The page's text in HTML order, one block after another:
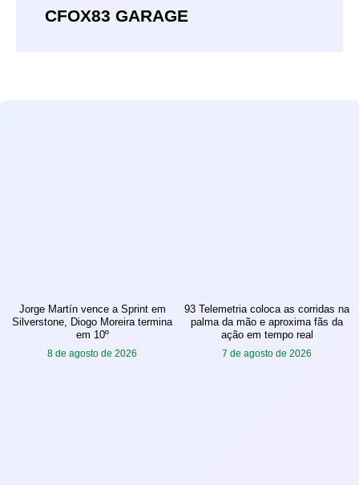
CFOX83 GARAGE
Jorge Martín vence a Sprint em
Silverstone, Diogo Moreira termina
em 10º
8 de agosto de 2026
93 Telemetria coloca as corridas na
palma da mão e aproxima fãs da
ação em tempo real
7 de agosto de 2026